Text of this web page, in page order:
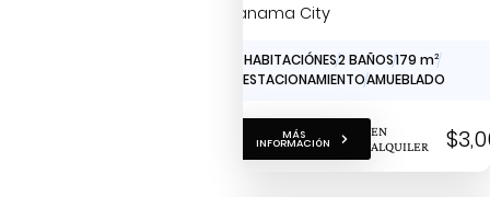
Panama City
0 HABITACIÓNES2 BAÑOS179 m2
3 ESTACIONAMIENTOAMUEBLADO
MÁS
INFORMACIÓN
EN
ALQUILER